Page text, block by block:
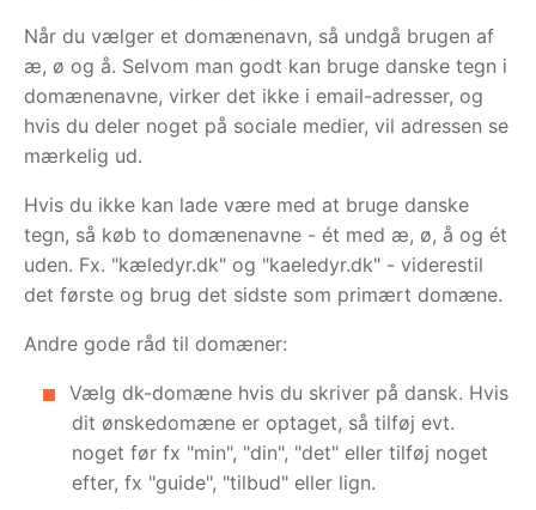
Når du vælger et domænenavn, så undgå brugen af
æ, ø og å. Selvom man godt kan bruge danske tegn i
domænenavne, virker det ikke i email-adresser, og
hvis du deler noget på sociale medier, vil adressen se
mærkelig ud.
Hvis du ikke kan lade være med at bruge danske
tegn, så køb to domænenavne - ét med æ, ø, å og ét
uden. Fx. "kæledyr.dk" og "kaeledyr.dk" - viderestil
det første og brug det sidste som primært domæne.
Andre gode råd til domæner:
Vælg dk-domæne hvis du skriver på dansk. Hvis
dit ønskedomæne er optaget, så tilføj evt.
noget før fx "min", "din", "det" eller tilføj noget
efter, fx "guide", "tilbud" eller lign.